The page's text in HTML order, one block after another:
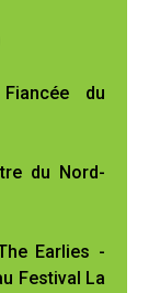
du
du Nord-
Earlies -
Festival La